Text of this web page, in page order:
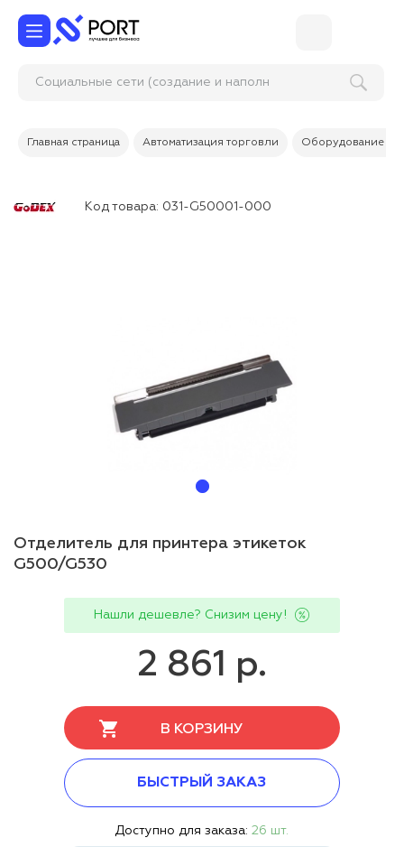
Социальные сети (создание и наполнен
Главная страница Автоматизация торговли Оборудование
Код товара: 031-G50001-000
Отделитель для принтера этикеток
G500/G530
Нашли дешевле? Снизим цену!
2 861 р.
В КОРЗИНУ
БЫСТРЫЙ ЗАКАЗ
Доступно для заказа:26 шт.